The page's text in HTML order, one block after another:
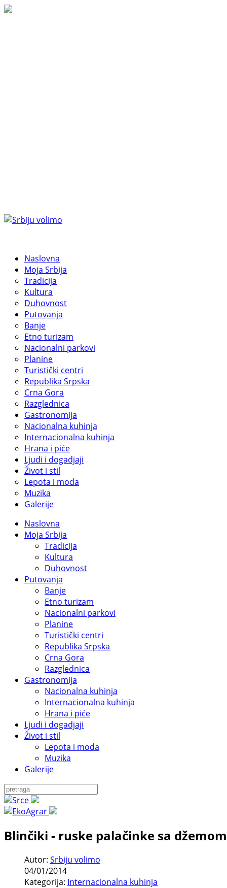
Naslovna
Moja Srbija
Tradicija
Kultura
Duhovnost
Putovanja
Banje
Etno turizam
Nacionalni parkovi
Planine
Turistički centri
Republika Srpska
Crna Gora
Razglednica
Gastronomija
Nacionalna kuhinja
Internacionalna kuhinja
Hrana i piće
Ljudi i dogadjaji
Život i stil
Lepota i moda
Muzika
Galerije
Naslovna
Moja Srbija
Tradicija
Kultura
Duhovnost
Putovanja
Banje
Etno turizam
Nacionalni parkovi
Planine
Turistički centri
Republika Srpska
Crna Gora
Razglednica
Gastronomija
Nacionalna kuhinja
Internacionalna kuhinja
Hrana i piće
Ljudi i dogadjaji
Život i stil
Lepota i moda
Muzika
Galerije
Blinčiki - ruske palačinke sa džemom
Autor: Srbiju volimo
04/01/2014
Kategorija: Internacionalna kuhinja